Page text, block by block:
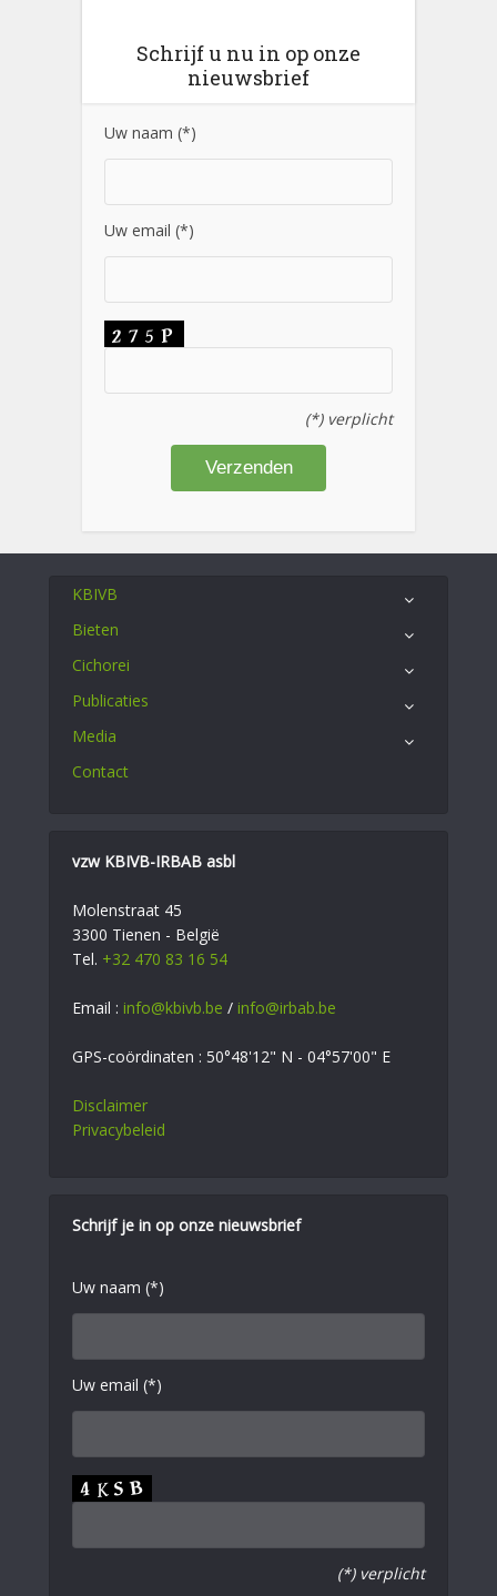
Schrijf u nu in op onze
nieuwsbrief
Uw naam (*)
Uw email (*)
(*) verplicht
KBIVB
Bieten
Cichorei
Publicaties
Media
Contact
vzw KBIVB-IRBAB asbl
Molenstraat 45
3300 Tienen - België
Tel. +32 470 83 16 54
Email : info@kbivb.be / info@irbab.be
GPS-coördinaten : 50°48'12" N - 04°57'00" E
Disclaimer
Privacybeleid
Schrijf je in op onze nieuwsbrief
Uw naam (*)
Uw email (*)
(*) verplicht